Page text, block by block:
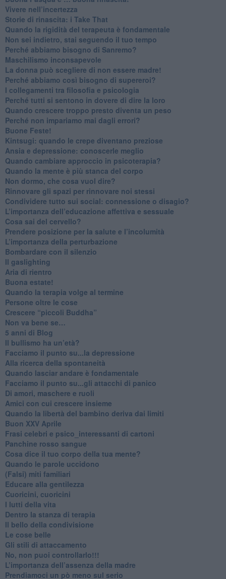
​Vivere nell’incertezza
​Storie di rinascita: i Take That
​Quando la rigidità del terapeuta è fondamentale
​Non sei indietro, stai seguendo il tuo tempo
​Perché abbiamo bisogno di Sanremo?
​Maschilismo inconsapevole
​La donna può scegliere di non essere madre!
​Perché abbiamo così bisogno di supereroi?
​I collegamenti tra filosofia e psicologia
​Perché tutti si sentono in dovere di dire la loro
​Quando crescere troppo presto diventa un peso
​Perché non impariamo mai dagli errori?
​Buone Feste!
​Kintsugi: quando le crepe diventano preziose
Ansia e depressione: conoscerle meglio
Quando cambiare approccio in psicoterapia?
​Quando la mente è più stanca del corpo
Non dormo, che cosa vuol dire?
​Rinnovare gli spazi per rinnovare noi stessi
​Condividere tutto sui social: connessione o disagio?
​L’importanza dell’educazione affettiva e sessuale
​Cosa sai del cervello?
Prendere posizione per la salute e l’incolumità
L’importanza della perturbazione
​Bombardare con il silenzio
Il gaslighting
Aria di rientro
Buona estate!
​Quando la terapia volge al termine
​Persone oltre le cose
​Crescere “piccoli Buddha”
Non va bene se…
​5 anni di Blog
​Il bullismo ha un’età?
Facciamo il punto su...la depressione
​Alla ricerca della spontaneità
​Quando lasciar andare è fondamentale
Facciamo il punto su...gli attacchi di panico
Di amori, maschere e ruoli
​Amici con cui crescere insieme
​Quando la libertà del bambino deriva dai limiti
Buon XXV Aprile
​Frasi celebri e psico_interessanti di cartoni
​Panchine rosso sangue
​Cosa dice il tuo corpo della tua mente?
​Quando le parole uccidono
​(Falsi) miti familiari
​Educare alla gentilezza
​Cuoricini, cuoricini
I lutti della vita
​Dentro la stanza di terapia
​Il bello della condivisione
Le cose belle
​Gli stili di attaccamento
No, non puoi controllarlo!!!
​L’importanza dell’assenza della madre
​Prendiamoci un pò meno sul serio